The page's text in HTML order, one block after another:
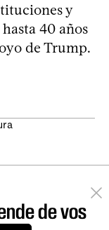
y
40 años
de Trump.
de vos